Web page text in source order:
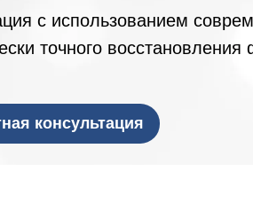
с использованием
точного восстановления
консультация